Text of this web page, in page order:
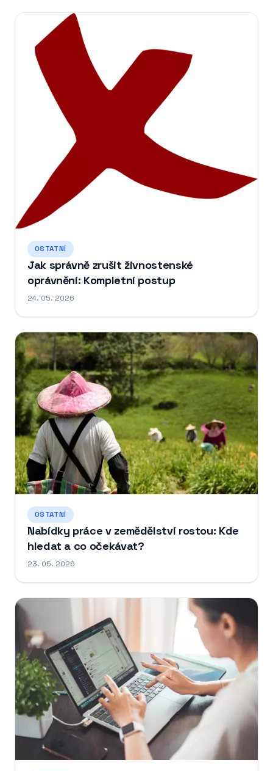
OSTATNÍ
Jak správně zrušit živnostenské
oprávnění: Kompletní postup
24. 05. 2026
OSTATNÍ
Nabídky práce v zemědělství rostou: Kde
hledat a co očekávat?
23. 05. 2026